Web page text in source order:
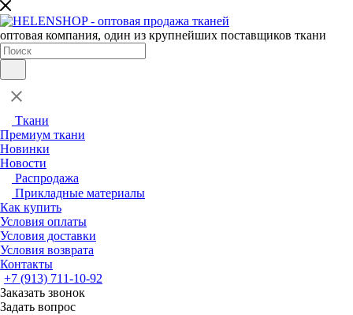
оптовая компания, один из крупнейших поставщиков ткани
Ткани
Премиум ткани
Новинки
Новости
Распродажа
Прикладные материалы
Как купить
Условия оплаты
Условия доставки
Условия возврата
Контакты
+7 (913) 711-10-92
Заказать звонок
Задать вопрос